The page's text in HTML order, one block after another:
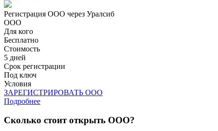
Регистрация ООО через Уралсиб
ООО
Для кого
Бесплатно
Стоимость
5 дней
Срок регистрации
Под ключ
Условия
ЗАРЕГИСТРИРОВАТЬ ООО
Подробнее
Сколько стоит открыть ООО?